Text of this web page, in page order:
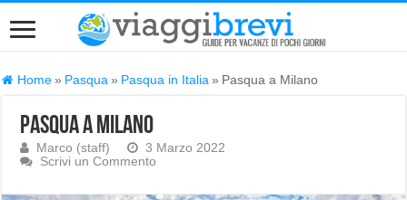
Home » Pasqua » Pasqua in Italia » Pasqua a Milano
Pasqua a Milano
Marco (staff)
3 Marzo 2022
Scrivi un Commento